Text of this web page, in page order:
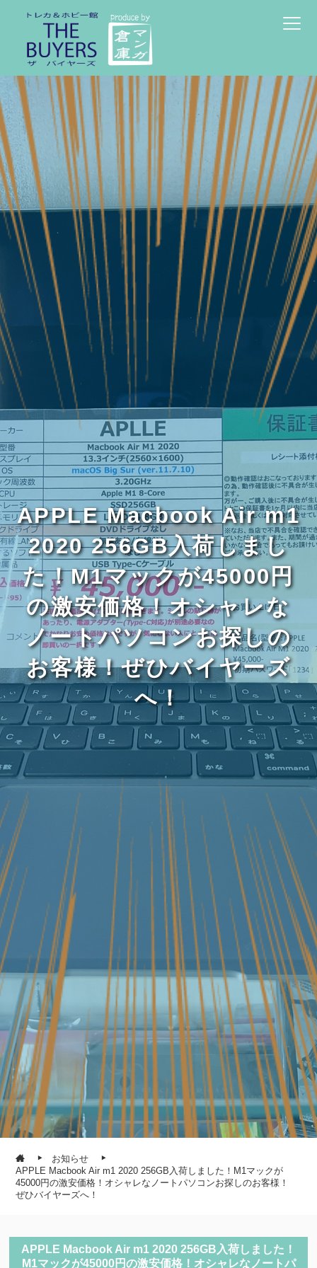
APPLE Macbook Air m1
2020 256GB入荷しまし
た！M1マックが45000円
の激安価格！オシャレな
ノートパソコンお探しの
お客様！ぜひバイヤーズ
へ！
お知らせ
APPLE Macbook Air m1 2020 256GB入荷しました！M1マックが
45000円の激安価格！オシャレなノートパソコンお探しのお客様！
ぜひバイヤーズへ！
APPLE Macbook Air m1 2020 256GB入荷しました！
M1マックが45000円の激安価格！オシャレなノートパ